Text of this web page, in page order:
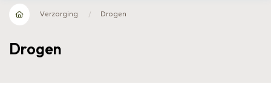
Verzorging / Drogen
Drogen